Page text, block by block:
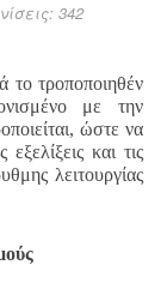
342
το τροποποιηθέν
με την
ώστε να
εξελίξεις και τις
λειτουργίας